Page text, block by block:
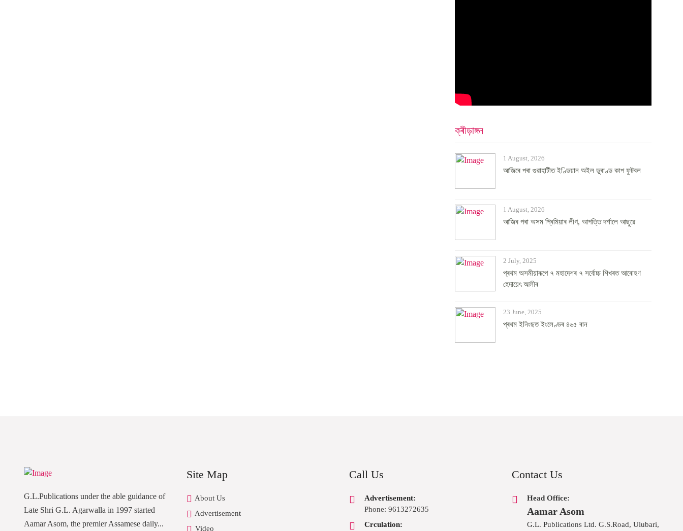
ক্ৰীড়াঙ্গন
1 August, 2026
আজিৰে পৰা গুৱাহাটীত ইণ্ডিয়ান অইল ডুৰাণ্ড কাপ ফুটবল
1 August, 2026
আজিৰ পৰা অসম প্ৰিমিয়াৰ লীগ, আপত্তি দৰ্শালে আছুৱে
2 July, 2025
প্ৰথম অসমীয়াৰূপে ৭ মহাদেশৰ ৭ সৰ্বোচ্চ শিখৰত আৰোহণ
হেদায়েৎ আলীৰ
23 June, 2025
প্ৰথম ইনিংছত ইংলেণ্ডৰ ৪৬৫ ৰান
G.L.Publications under the able guidance of
Late Shri G.L. Agarwalla in 1997 started
Aamar Asom, the premier Assamese daily...
Site Map
About Us
Advertisement
Video
Call Us
Advertisement:
Phone: 9613272635
Crculation:
Contact Us
Head Office:
Aamar Asom
G.L. Publications Ltd. G.S.Road, Ulubari,